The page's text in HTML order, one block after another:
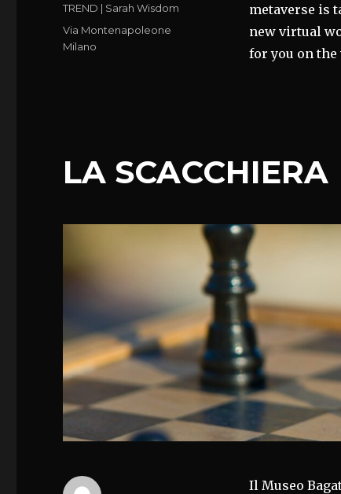
metaverse is
new virtual
for you on
Categorie
TREND | Sarah Wisdom
Tag
Via Montenapoleone
Milano
LA SCACCHIERA
Il Museo